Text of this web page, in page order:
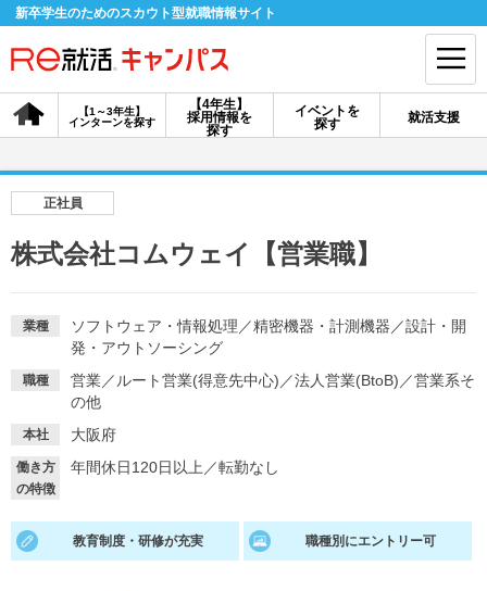
新卒学生のためのスカウト型就職情報サイト
【4年生】
採用情報を
探す
【1～3年生】
インターンを探す
イベントを
探す
就活支援
会員登録 ログイン
採用情報を探す
説明会を探す
インターンを探す
イベントを探す
就活ノウハウ・サポート
就活支援 就活コラム
正社員
株式会社コムウェイ【営業職】
業種 ソフトウェア・情報処理 ／精密機器・計測機器 ／設計・開
発・アウトソーシング
職種 営業／ ルート営業(得意先中心) ／法人営業(BtoB) ／営業系そ
の他
本社 大阪府
働き方
の特徴
年間休日120日以上 ／転勤なし
教育制度・研修が充実 職種別にエントリー可